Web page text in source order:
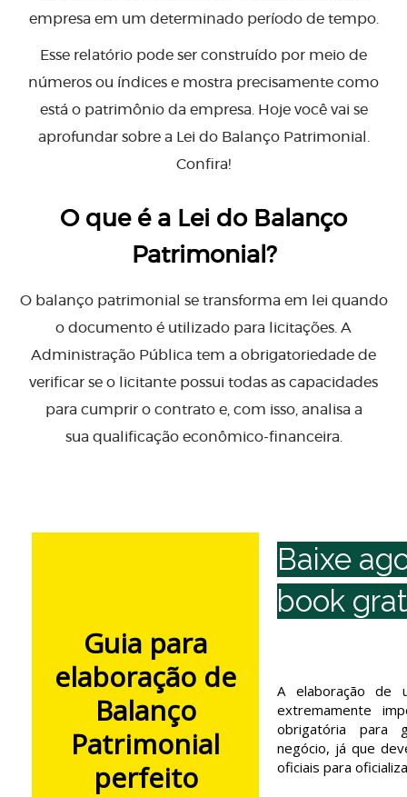
empresa em um determinado período de tempo.
Esse relatório pode ser construído por meio de
números ou índices e mostra precisamente como
está o patrimônio da empresa. Hoje você vai se
aprofundar sobre a Lei do Balanço Patrimonial.
Confira!
O que é a Lei do Balanço
Patrimonial?
O balanço patrimonial se transforma em lei quando
o documento é utilizado para licitações. A
Administração Pública tem a obrigatoriedade de
verificar se o licitante possui todas as capacidades
para cumprir o contrato e, com isso, analisa a
sua qualificação econômico-financeira.
Guia para
elaboração de
Balanço
Patrimonial
perfeito
Baixe
book
A elaboração de
extremamente
obrigatória para
negócio, já que
oficiais para